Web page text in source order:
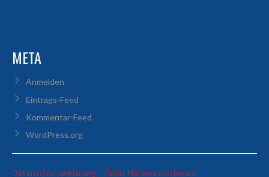
META
Anmelden
Eintrags-Feed
Kommentar-Feed
WordPress.org
Datenschutzerklärung – Padel Nordwestschweiz: